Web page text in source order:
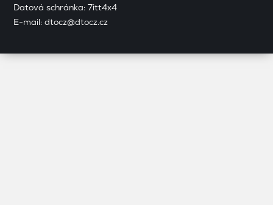
Datová schránka: 7itt4x4
E-mail:dtocz@dtocz.cz